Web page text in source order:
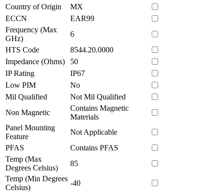
Country of Origin
MX
ECCN
EAR99
Frequency (Max
GHz)
6
HTS Code
8544.20.0000
Impedance (Ohms)
50
IP Rating
IP67
Low PIM
No
Mil Qualified
Not Mil Qualified
Non Magnetic
Contains Magnetic
Materials
Panel Mounting
Feature
Not Applicable
PFAS
Contains PFAS
Temp (Max
Degrees Celsius)
85
Temp (Min Degrees
Celsius)
-40